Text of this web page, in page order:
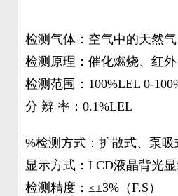
检测气体：空气中的天然气
检测原理：催化燃烧、红
检测范围：100%LEL 0-
分 辨 率：0.1%LEL
%检测方式：扩散式、泵吸
显示方式：LCD液晶背光
检测精度：≤±3%（F.S）